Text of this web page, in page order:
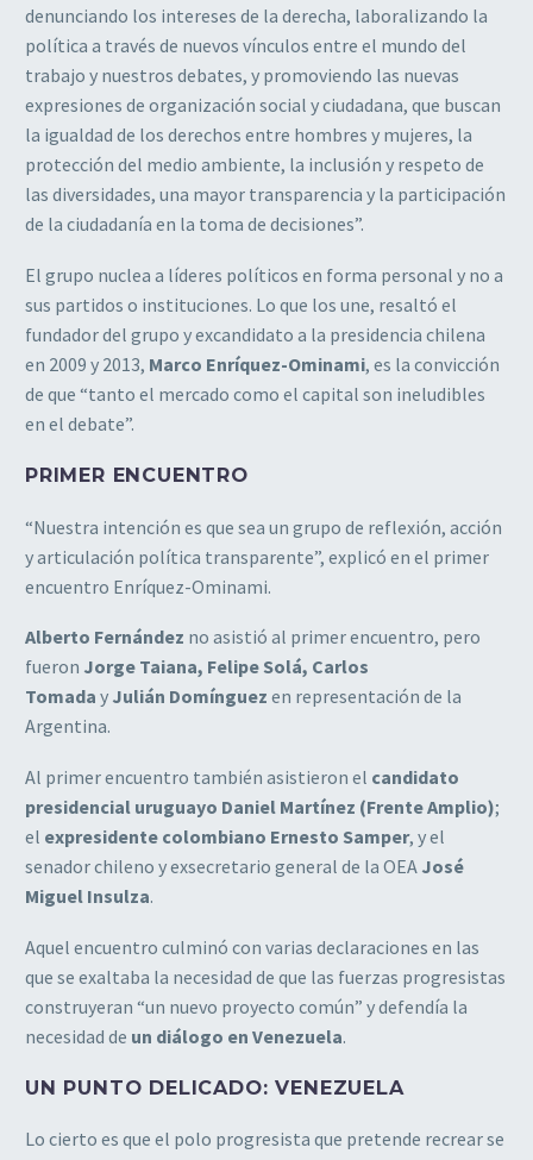
denunciando los intereses de la derecha, laboralizando la
política a través de nuevos vínculos entre el mundo del
trabajo y nuestros debates, y promoviendo las nuevas
expresiones de organización social y ciudadana, que buscan
la igualdad de los derechos entre hombres y mujeres, la
protección del medio ambiente, la inclusión y respeto de
las diversidades, una mayor transparencia y la participación
de la ciudadanía en la toma de decisiones”.
El grupo nuclea a líderes políticos en forma personal y no a
sus partidos o instituciones. Lo que los une, resaltó el
fundador del grupo y excandidato a la presidencia chilena
en 2009 y 2013, Marco Enríquez-Ominami, es la convicción
de que “tanto el mercado como el capital son ineludibles
en el debate”.
PRIMER ENCUENTRO
“Nuestra intención es que sea un grupo de reflexión, acción
y articulación política transparente”, explicó en el primer
encuentro Enríquez-Ominami.
Alberto Fernández no asistió al primer encuentro, pero
fueron Jorge Taiana, Felipe Solá, Carlos
Tomada y Julián Domínguez en representación de la
Argentina.
Al primer encuentro también asistieron el candidato
presidencial uruguayo Daniel Martínez (Frente Amplio);
el expresidente colombiano Ernesto Samper, y el
senador chileno y exsecretario general de la OEA José
Miguel Insulza.
Aquel encuentro culminó con varias declaraciones en las
que se exaltaba la necesidad de que las fuerzas progresistas
construyeran “un nuevo proyecto común” y defendía la
necesidad de un diálogo en Venezuela.
UN PUNTO DELICADO: VENEZUELA
Lo cierto es que el polo progresista que pretende recrear se